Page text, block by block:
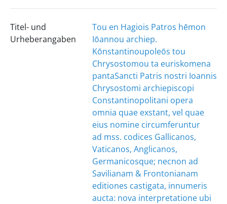
Titel- und
Urheberangaben
Tou en Hagiois Patros hēmon
Iōannou archiep.
Kōnstantinoupoleōs tou
Chrysostomou ta euriskomena
pantaSancti Patris nostri Ioannis
Chrysostomi archiepiscopi
Constantinopolitani opera
omnia quae exstant, vel quae
eius nomine circumferuntur
ad mss. codices Gallicanos,
Vaticanos, Anglicanos,
Germanicosque; necnon ad
Savilianam & Frontonianam
editiones castigata, innumeris
aucta: nova interpretatione ubi